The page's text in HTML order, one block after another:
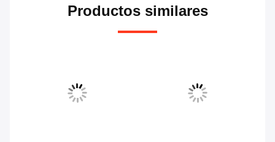
Productos similares